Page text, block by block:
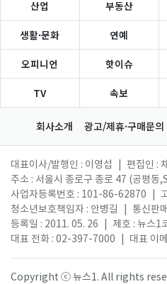
산업 부동산
생활·문화 연예
오피니언 핫이슈
TV 속보
회사소개 광고/제휴·구매문의
대표이사/발행인 : 이영섭 편집인 :
주소 : 서울시 종로구 종로 47 (공평동
사업자등록번호 : 101-86-62870
청소년보호책임자 : 안병길
통신판
등록일 : 2011. 05. 26
제호 : 뉴스1
대표 전화 : 02-397-7000
대표 이
Copyright ⓒ 뉴스1. All rights